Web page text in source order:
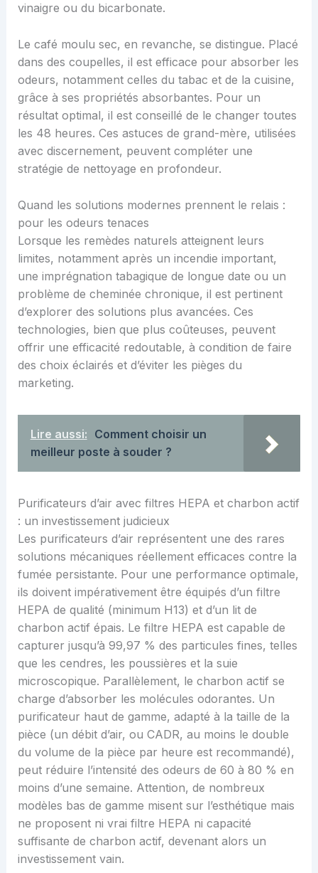
vinaigre ou du bicarbonate.
Le café moulu sec, en revanche, se distingue. Placé
dans des coupelles, il est efficace pour absorber les
odeurs, notamment celles du tabac et de la cuisine,
grâce à ses propriétés absorbantes. Pour un
résultat optimal, il est conseillé de le changer toutes
les 48 heures. Ces astuces de grand-mère, utilisées
avec discernement, peuvent compléter une
stratégie de nettoyage en profondeur.
Quand les solutions modernes prennent le relais :
pour les odeurs tenaces
Lorsque les remèdes naturels atteignent leurs
limites, notamment après un incendie important,
une imprégnation tabagique de longue date ou un
problème de cheminée chronique, il est pertinent
d’explorer des solutions plus avancées. Ces
technologies, bien que plus coûteuses, peuvent
offrir une efficacité redoutable, à condition de faire
des choix éclairés et d’éviter les pièges du
marketing.
Lire aussi: Comment choisir un
meilleur poste à souder ?
Purificateurs d’air avec filtres HEPA et charbon actif
: un investissement judicieux
Les purificateurs d’air représentent une des rares
solutions mécaniques réellement efficaces contre la
fumée persistante. Pour une performance optimale,
ils doivent impérativement être équipés d’un filtre
HEPA de qualité (minimum H13) et d’un lit de
charbon actif épais. Le filtre HEPA est capable de
capturer jusqu’à 99,97 % des particules fines, telles
que les cendres, les poussières et la suie
microscopique. Parallèlement, le charbon actif se
charge d’absorber les molécules odorantes. Un
purificateur haut de gamme, adapté à la taille de la
pièce (un débit d’air, ou CADR, au moins le double
du volume de la pièce par heure est recommandé),
peut réduire l’intensité des odeurs de 60 à 80 % en
moins d’une semaine. Attention, de nombreux
modèles bas de gamme misent sur l’esthétique mais
ne proposent ni vrai filtre HEPA ni capacité
suffisante de charbon actif, devenant alors un
investissement vain.